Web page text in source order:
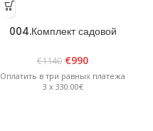
004.Комплект садовой
€1140 €990
Оплатить в три равных платежа
3 x 330.00€